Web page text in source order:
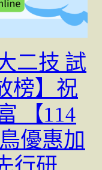
二技 試
榜】祝
【114
優惠加